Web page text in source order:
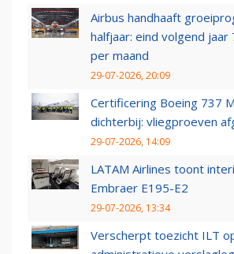
Airbus handhaaft
halfjaar: eind volgend jaar
per maand
29-07-2026, 20:09
Certificering Boeing 737
dichterbij: vliegproeven
29-07-2026, 14:09
LATAM Airlines toont
Embraer E195-E2
29-07-2026, 13:34
Verscherpt toezicht ILT